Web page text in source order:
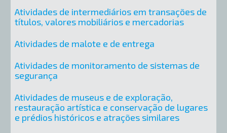
Atividades de intermediários em transações de
títulos, valores mobiliários e mercadorias
Atividades de malote e de entrega
Atividades de monitoramento de sistemas de
segurança
Atividades de museus e de exploração,
restauração artística e conservação de lugares
e prédios históricos e atrações similares